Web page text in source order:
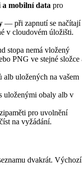
mobilní data pro
— při zapnutí se načítají
v cloudovém úložišti.
stopa nemá vložený
PNG ve stejné složce
uložených na vašem
uloženými obaly alb v
pro uvolnění
na vyžádání.
dvakrát. Výchozí